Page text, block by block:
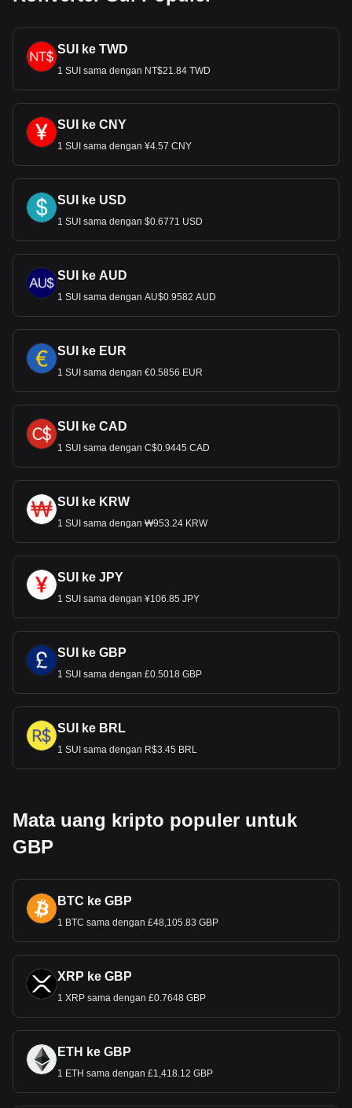
SUI ke TWD
1 SUI sama dengan NT$21.84 TWD
SUI ke CNY
1 SUI sama dengan ¥4.57 CNY
SUI ke USD
1 SUI sama dengan $0.6771 USD
SUI ke AUD
1 SUI sama dengan AU$0.9582 AUD
SUI ke EUR
1 SUI sama dengan €0.5856 EUR
SUI ke CAD
1 SUI sama dengan C$0.9445 CAD
SUI ke KRW
1 SUI sama dengan ₩953.24 KRW
SUI ke JPY
1 SUI sama dengan ¥106.85 JPY
SUI ke GBP
1 SUI sama dengan £0.5018 GBP
SUI ke BRL
1 SUI sama dengan R$3.45 BRL
Mata uang kripto populer untuk
GBP
BTC ke GBP
1 BTC sama dengan £48,105.83 GBP
XRP ke GBP
1 XRP sama dengan £0.7648 GBP
ETH ke GBP
1 ETH sama dengan £1,418.12 GBP